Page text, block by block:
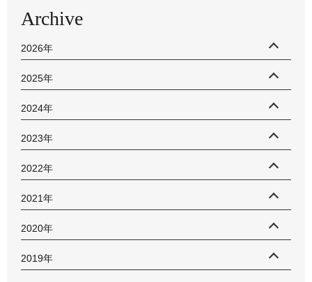
Archive
2026年
2025年
2024年
2023年
2022年
2021年
2020年
2019年